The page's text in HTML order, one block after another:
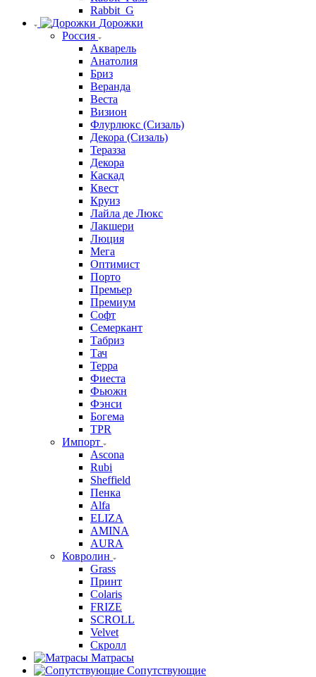
Rabbit_G
Дорожки
Россия
Акварель
Анатолия
Бриз
Веранда
Веста
Визион
Флурлюкс (Сизаль)
Декора (Сизаль)
Теразза
Декора
Каскад
Квест
Круиз
Лайла де Люкс
Лакшери
Люция
Мега
Оптимист
Порто
Премьер
Премиум
Софт
Семеркант
Табриз
Тач
Терра
Фиеста
Фьюжн
Фэнси
Богема
TPR
Импорт
Ascona
Rubi
Sheffield
Пенка
Alfa
ELIZA
AMINA
AURA
Ковролин
Grass
Принт
Colaris
FRIZE
SCROLL
Velvet
Скролл
Матрасы
Сопутствующие